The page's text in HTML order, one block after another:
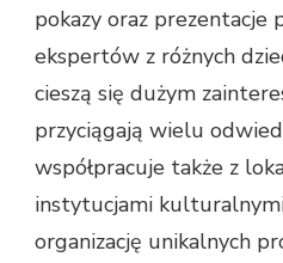
pokazy oraz prezentacje
ekspertów z różnych
cieszą się dużym
przyciągają wielu
współpracuje także z
instytucjami
organizację unikalnych